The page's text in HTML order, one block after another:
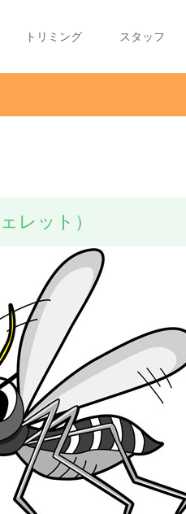
トリミング スタッフ
レット）